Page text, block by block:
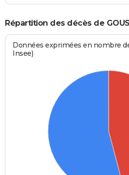
Répartition des décès de
Données exprimées en nombre
Insee)